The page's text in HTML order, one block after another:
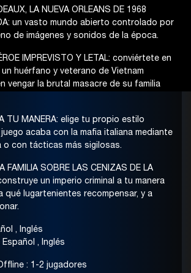
LA NUEVA ORLEANS DE 1968
un vasto mundo abierto controlado por
de imágenes y sonidos de la época.
IMPREVISTO Y LETAL: conviértete en
un huérfano y veterano de Vietnam
vengar la brutal masacre de su familia
TU MANERA: elige tu propio estilo
acaba con la mafia italiana mediante
o con tácticas más sigilosas.
FAMILIA SOBRE LAS CENIZAS DE LA
un imperio criminal a tu manera
qué lugartenientes recompensar, y a
, Inglés
, Inglés
: 1-2 jugadores